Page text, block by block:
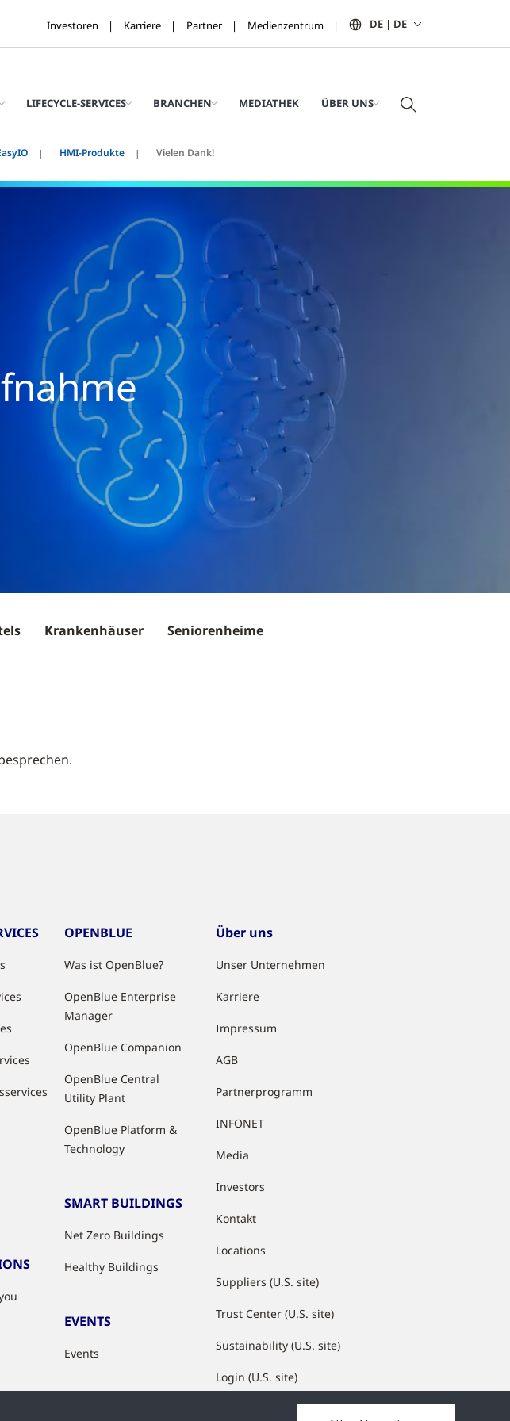
Investoren Karriere Partner Medienzentrum DE | DE
LIFECYCLE-SERVICES BRANCHEN MEDIATHEK ÜBER UNS
HMI-Produkte Vielen Dank!
Krankenhäuser Seniorenheime
OPENBLUE
Was ist OpenBlue?
OpenBlue Enterprise
Manager
OpenBlue Companion
OpenBlue Central
Utility Plant
OpenBlue Platform &
Technology
SMART BUILDINGS
Net Zero Buildings
Healthy Buildings
EVENTS
Events
Über uns
Unser Unternehmen
Karriere
Impressum
AGB
Partnerprogramm
INFONET
Media
Investors
Kontakt
Locations
Suppliers (U.S. site)
Trust Center (U.S. site)
Sustainability (U.S. site)
Login (U.S. site)